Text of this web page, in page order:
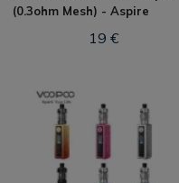
(0.3ohm Mesh) - Aspire
19 €